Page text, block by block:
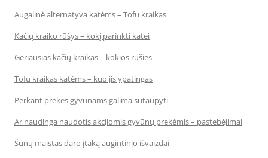
Augalinė alternatyva katėms – Tofu kraikas
Kačių kraiko rūšys – kokį parinkti katei
Geriausias kačių kraikas – kokios rūšies
Tofu kraikas katėms – kuo jis ypatingas
Perkant prekes gyvūnams galima sutaupyti
Ar naudinga naudotis akcijomis gyvūnų prekėmis – pastebėjimai
Šunų maistas daro įtaką augintinio išvaizdai